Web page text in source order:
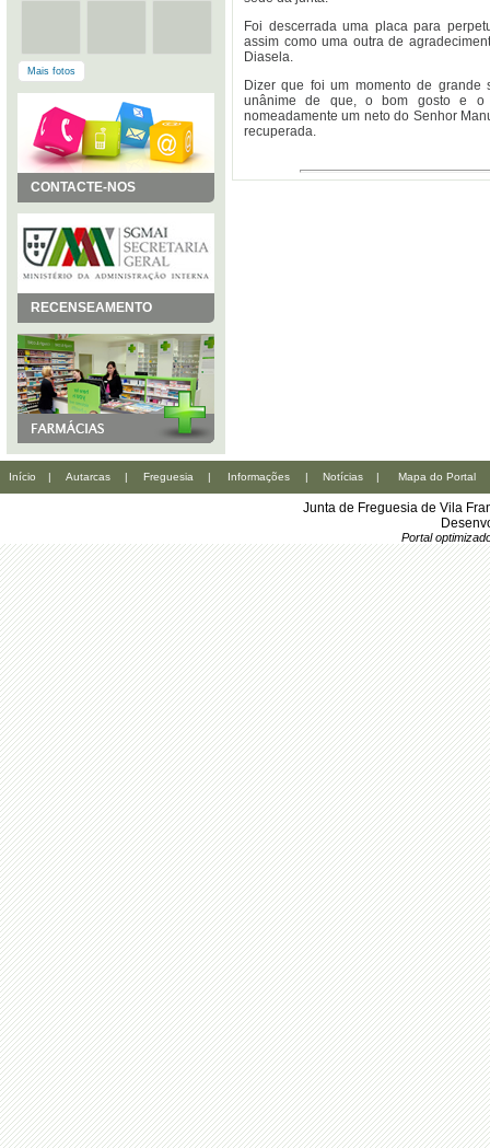
Mais fotos
CONTACTE-NOS
RECENSEAMENTO
Foi descerrada uma placa para
assim como uma outra de
Diasela.
Dizer que foi um momento de
unânime de que, o bom gosto e o
nomeadamente um neto do Senhor
recuperada.
Início | Autarcas | Freguesia | Informações | Notícias | Mapa do Portal
Junta de Freguesia de Vila
Portal